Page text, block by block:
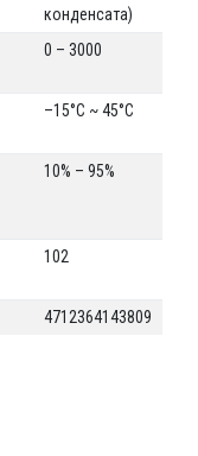
конденсата)
0 – 3000
–15°C ~ 45°C
10% – 95%
102
4712364143809